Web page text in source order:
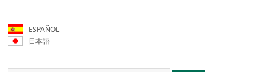
ESPAÑOL
日本語